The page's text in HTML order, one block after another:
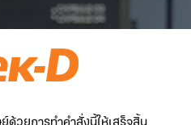
วยการทำคำสั่งนี้ให้เสร็จสิ้น